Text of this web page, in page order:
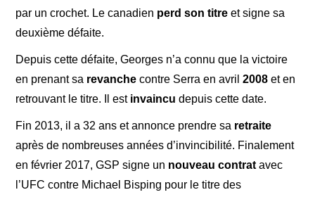
par un crochet. Le canadien perd son titre et signe sa
deuxième défaite.
Depuis cette défaite, Georges n’a connu que la victoire
en prenant sa revanche contre Serra en avril2008 et en
retrouvant le titre. Il estinvaincu depuis cette date.
Fin 2013, il a 32 ans et annonce prendre sa retraite
après de nombreuses années d’invincibilité. Finalement
en février 2017, GSP signe un nouveau contrat avec
l’UFC contre Michael Bisping pour le titre des